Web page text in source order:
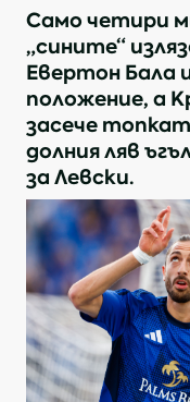
Само четири
„сините“
Евертон Бала
положение, а
засече
долния ляв
за Левски.